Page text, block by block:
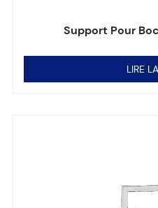
Support Pour
LIRE